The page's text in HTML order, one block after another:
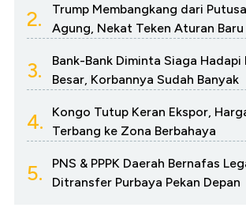
2.
Trump Membangkang dari
Agung, Nekat Teken Aturan Baru
3.
Bank-Bank Diminta Siaga Hadapi
Besar, Korbannya Sudah Banyak
4.
Kongo Tutup Keran Ekspor,
Terbang ke Zona Berbahaya
5.
PNS & PPPK Daerah Bernafas
Ditransfer Purbaya Pekan Depan